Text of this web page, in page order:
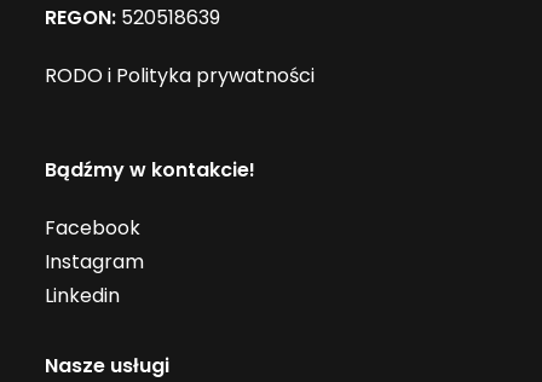
REGON: 520518639
RODO i Polityka prywatności
Bądźmy w kontakcie!
Facebook
Instagram
Linkedin
Nasze usługi